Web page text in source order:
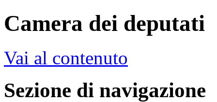
Camera dei deputati
Vai al contenuto
Sezione di navigazione